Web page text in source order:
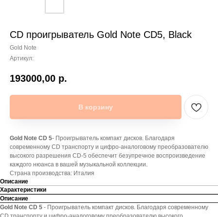
CD проигрыватель Gold Note CD5, Black
Gold Note
Артикул:
193000,00 р.
В корзину
Gold Note CD 5- Проигрыватель компакт дисков. Благодаря
современному CD транспорту и цифро-аналоговому преобразователю
высокого разрешения CD-5 обеспечит безупречное воспроизведение
каждого нюанса в вашей музыкальной коллекции.
Страна производства: Италия
Описание
Характеристики
Описание
Gold Note CD 5 - Проигрыватель компакт дисков. Благодаря современному